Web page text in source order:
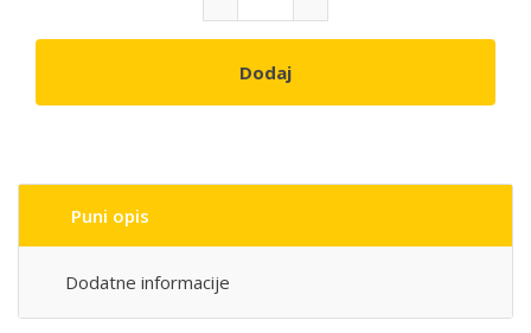
Dodaj
Puni opis
Dodatne informacije